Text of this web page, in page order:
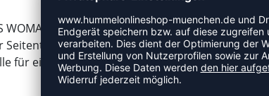
WOMAN bestehen aus Sweatstoff mit einer
Bündchen an den Beinen, ein
für einen sicheren Sitz.